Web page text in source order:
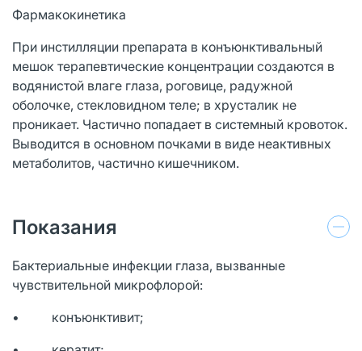
Фармакокинетика
При инстилляции препарата в конъюнктивальный
мешок терапевтические концентрации создаются в
водянистой влаге глаза, роговице, радужной
оболочке, стекловидном теле; в хрусталик не
проникает. Частично попадает в системный кровоток.
Выводится в основном почками в виде неактивных
метаболитов, частично кишечником.
Показания
Бактериальные инфекции глаза, вызванные
чувствительной микрофлорой:
• конъюнктивит;